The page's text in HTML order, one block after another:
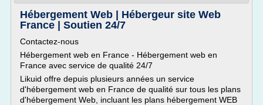
Hébergement Web | Hébergeur site Web
France | Soutien 24/7
Contactez-nous
Hébergement web en France - Hébergement web en
France avec service de qualité 24/7
Likuid offre depuis plusieurs années un service
d'hébergement web en France de qualité sur tous les plans
d'hébergement Web, incluant les plans hébergement WEB